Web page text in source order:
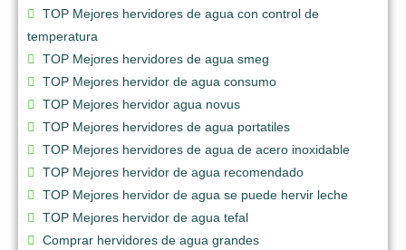
TOP Mejores hervidores de agua con control de
temperatura
TOP Mejores hervidores de agua smeg
TOP Mejores hervidor de agua consumo
TOP Mejores hervidor agua novus
TOP Mejores hervidores de agua portatiles
TOP Mejores hervidores de agua de acero inoxidable
TOP Mejores hervidor de agua recomendado
TOP Mejores hervidor de agua se puede hervir leche
TOP Mejores hervidor de agua tefal
Comprar hervidores de agua grandes